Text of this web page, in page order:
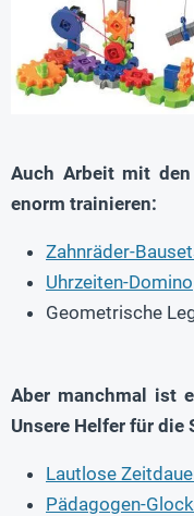
Auch Arbeit mit
enorm trainieren:
Zahnräder-
Uhrzeiten-Domino
Geometrische
Aber manchmal ist
Unsere Helfer für die
Lautlose
Pädagogen-